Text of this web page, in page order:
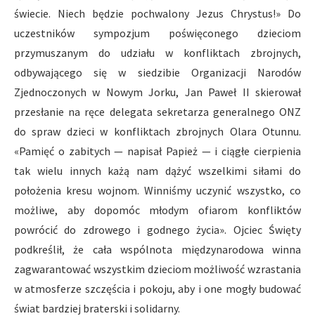
świecie. Niech będzie pochwalony Jezus Chrystus!» Do
uczestników sympozjum poświęconego dzieciom
przymuszanym do udziału w konfliktach zbrojnych,
odbywającego się w siedzibie Organizacji Narodów
Zjednoczonych w Nowym Jorku, Jan Paweł II skierował
przesłanie na ręce delegata sekretarza generalnego ONZ
do spraw dzieci w konfliktach zbrojnych Olara Otunnu.
«Pamięć o zabitych — napisał Papież — i ciągłe cierpienia
tak wielu innych każą nam dążyć wszelkimi siłami do
położenia kresu wojnom. Winniśmy uczynić wszystko, co
możliwe, aby dopomóc młodym ofiarom konfliktów
powrócić do zdrowego i godnego życia». Ojciec Święty
podkreślił, że cała wspólnota międzynarodowa winna
zagwarantować wszystkim dzieciom możliwość wzrastania
w atmosferze szczęścia i pokoju, aby i one mogły budować
świat bardziej braterski i solidarny.